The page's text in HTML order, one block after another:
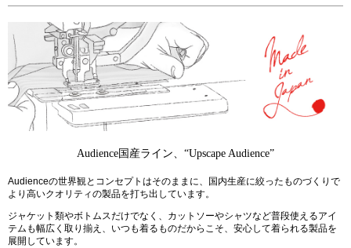
Audience国産ライン、“Upscape Audience”
Audienceの世界観とコンセプトはそのままに、国内生産に絞ったものづくりで
より高いクオリティの製品を打ち出しています。
ジャケット類やボトムスだけでなく、カットソーやシャツなど普段使えるアイ
テムも幅広く取り揃え、いつも着るものだからこそ、安心して着られる製品を
展開しています。